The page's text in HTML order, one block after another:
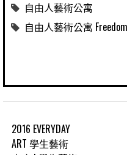
自由人藝術公寓
自由人藝術公寓
2016 EVERYDAY
ART 學生藝術